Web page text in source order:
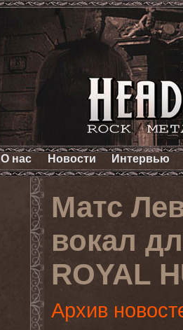
О нас Новости Интервью
Матс
вокал
ROYAL
Архив